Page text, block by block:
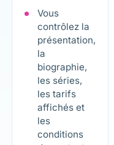
Vous
contrôlez la
présentation,
la
biographie,
les séries,
les tarifs
affichés et
les
conditions